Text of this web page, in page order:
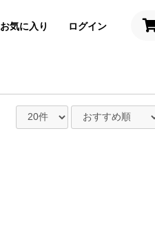
お気に入り ログイン